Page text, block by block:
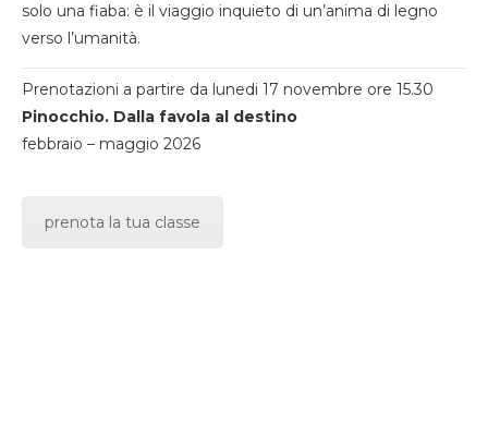
solo una fiaba: è il viaggio inquieto di un’anima di legno
verso l’umanità.
Prenotazioni a partire da lunedi 17 novembre ore 15.30
Pinocchio. Dalla favola al destino
febbraio – maggio 2026
prenota la tua classe